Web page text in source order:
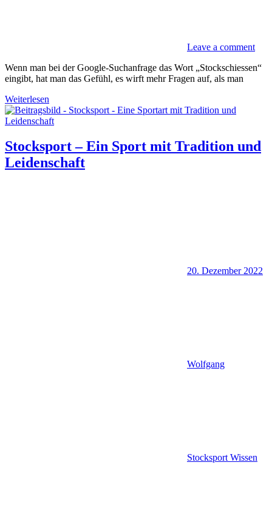
Leave a comment
Wenn man bei der Google-Suchanfrage das Wort „Stockschiessen“
eingibt, hat man das Gefühl, es wirft mehr Fragen auf, als man
Weiterlesen
Stocksport – Ein Sport mit Tradition und
Leidenschaft
20. Dezember 2022
Wolfgang
Stocksport Wissen